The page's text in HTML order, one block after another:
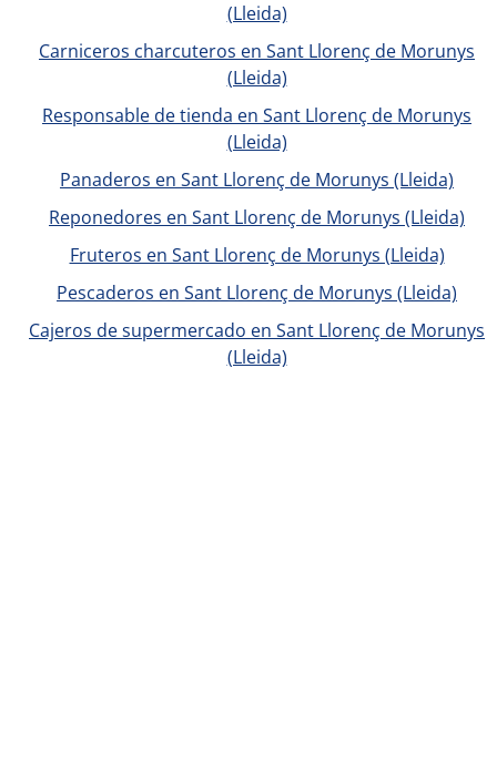
(Lleida)
Carniceros charcuteros en Sant Llorenç de Morunys
(Lleida)
Responsable de tienda en Sant Llorenç de Morunys
(Lleida)
Panaderos en Sant Llorenç de Morunys (Lleida)
Reponedores en Sant Llorenç de Morunys (Lleida)
Fruteros en Sant Llorenç de Morunys (Lleida)
Pescaderos en Sant Llorenç de Morunys (Lleida)
Cajeros de supermercado en Sant Llorenç de Morunys
(Lleida)